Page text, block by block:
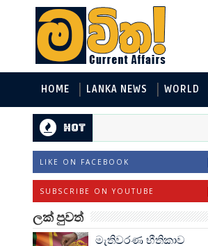
HOME LANKA NEWS WORLD
Hot
LIKE ON FACEBOOK
SUBSCRIBE ON YOUTUBE
ලක් පුවත්
මැතිවරණ භීතිකාව